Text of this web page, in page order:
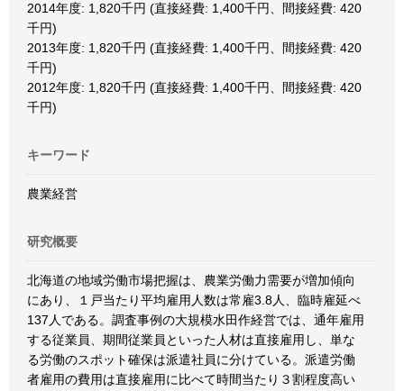
2014年度: 1,820千円 (直接経費: 1,400千円、間接経費: 420
千円)
2013年度: 1,820千円 (直接経費: 1,400千円、間接経費: 420
千円)
2012年度: 1,820千円 (直接経費: 1,400千円、間接経費: 420
千円)
キーワード
農業経営
研究概要
北海道の地域労働市場把握は、農業労働力需要が増加傾向
にあり、１戸当たり平均雇用人数は常雇3.8人、臨時雇延べ
137人である。調査事例の大規模水田作経営では、通年雇用
する従業員、期間従業員といった人材は直接雇用し、単な
る労働のスポット確保は派遣社員に分けている。派遣労働
者雇用の費用は直接雇用に比べて時間当たり３割程度高い